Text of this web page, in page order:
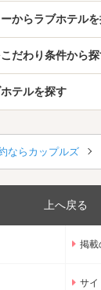
からラブホテル
だわり条件から
テルを探す
ならカップルズ
上へ戻る
掲載
サイ